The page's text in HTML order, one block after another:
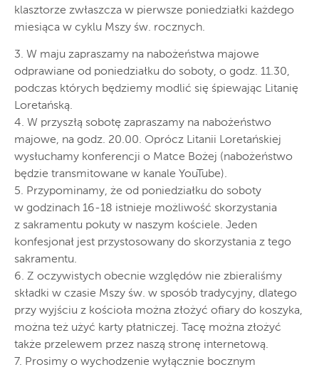
klasztorze zwłaszcza w pierwsze poniedziałki każdego
miesiąca w cyklu Mszy św. rocznych.
3. W maju zapraszamy na nabożeństwa majowe
odprawiane od poniedziałku do soboty, o godz. 11.30,
podczas których będziemy modlić się śpiewając Litanię
Loretańską.
4. W przyszłą sobotę zapraszamy na nabożeństwo
majowe, na godz. 20.00. Oprócz Litanii Loretańskiej
wysłuchamy konferencji o Matce Bożej (nabożeństwo
będzie transmitowane w kanale YouTube).
5. Przypominamy, że od poniedziałku do soboty
w godzinach 16-18 istnieje możliwość skorzystania
z sakramentu pokuty w naszym kościele. Jeden
konfesjonał jest przystosowany do skorzystania z tego
sakramentu.
6. Z oczywistych obecnie względów nie zbieraliśmy
składki w czasie Mszy św. w sposób tradycyjny, dlatego
przy wyjściu z kościoła można złożyć ofiary do koszyka,
można też użyć karty płatniczej. Tacę można złożyć
także przelewem przez naszą stronę internetową.
7. Prosimy o wychodzenie wyłącznie bocznym